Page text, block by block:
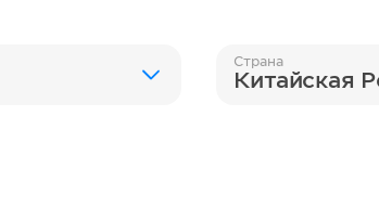
Страна
Китайская